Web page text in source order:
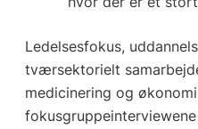
Ledelsesfokus,
tværsektorielt
medicinering og